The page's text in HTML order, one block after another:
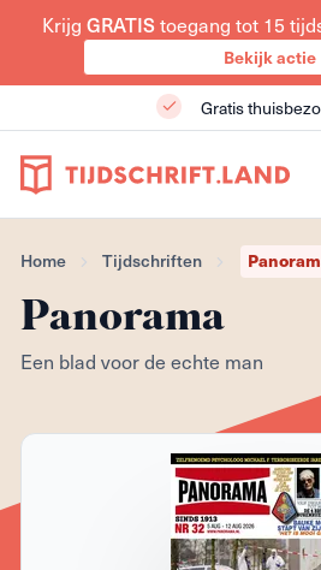
Krijg GRATIStoegang tot 15
Bekijk actie
Gratis
Home Tijdschriften
Panorama
Een blad voor de echte man